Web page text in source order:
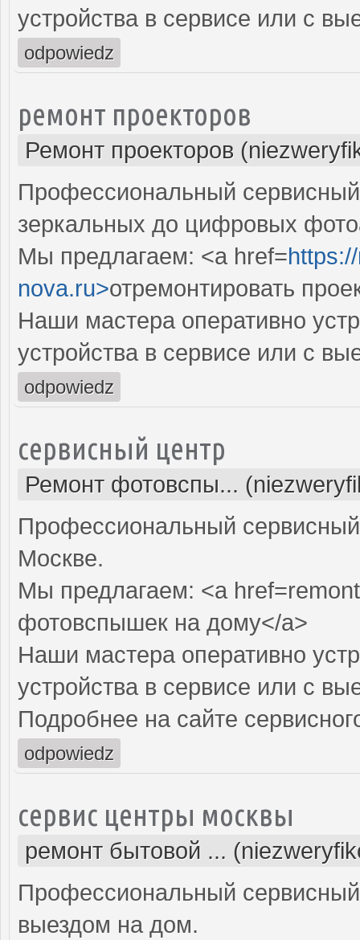
устройства в сервисе или с
odpowiedz
ремонт проекторов
Ремонт проекторов
Профессиональный
зеркальных до цифровых
Мы предлагаем: <a href=
nova.ru>отремонтировать
Наши мастера оперативно
устройства в сервисе или с
odpowiedz
сервисный центр
Ремонт фотовспы...
Профессиональный
Москве.
Мы предлагаем: <a
фотовспышек на дому</a>
Наши мастера оперативно
устройства в сервисе или с
Подробнее на сайте
odpowiedz
сервис центры москвы
ремонт бытовой ...
Профессиональный
выездом на дом.